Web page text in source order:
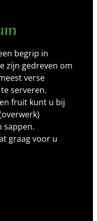
begrip in
zijn gedreven om
verse
serveren.
fruit kunt u bij
sappen.
graag voor u